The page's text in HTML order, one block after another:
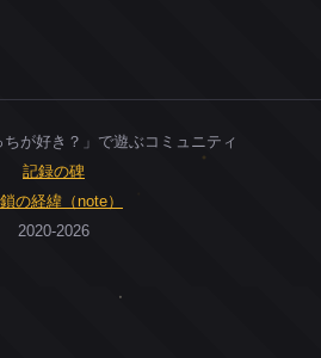
が好き？」で遊ぶコミュニティ
記録の碑
の経緯（note）
2020-2026